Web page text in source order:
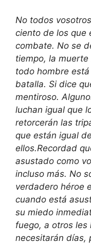
No todos
ciento de los que
combate. No se
tiempo, la
todo hombre
batalla. Si dice
mentiroso.
luchan igual que
retorcerán las
que están igual
ellos.Recordad
asustado como
incluso más. No
verdadero héroe
cuando está
su miedo
fuego, a otros les
necesitarán días,